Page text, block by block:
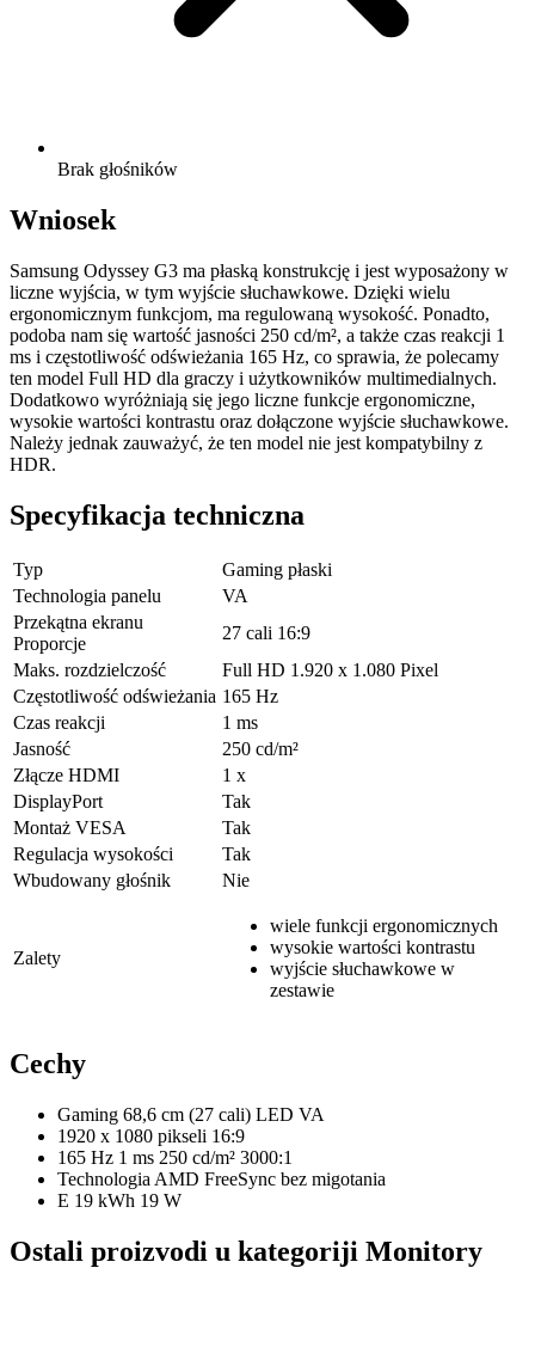
Brak głośników
Wniosek
Samsung Odyssey G3 ma płaską konstrukcję i jest wyposażony w
liczne wyjścia, w tym wyjście słuchawkowe. Dzięki wielu
ergonomicznym funkcjom, ma regulowaną wysokość. Ponadto,
podoba nam się wartość jasności 250 cd/m², a także czas reakcji 1
ms i częstotliwość odświeżania 165 Hz, co sprawia, że polecamy
ten model Full HD dla graczy i użytkowników multimedialnych.
Dodatkowo wyróżniają się jego liczne funkcje ergonomiczne,
wysokie wartości kontrastu oraz dołączone wyjście słuchawkowe.
Należy jednak zauważyć, że ten model nie jest kompatybilny z
HDR.
Specyfikacja techniczna
Typ
Gaming płaski
Technologia panelu
VA
Przekątna ekranu
Proporcje
27 cali 16:9
Maks. rozdzielczość
Full HD 1.920 x 1.080 Pixel
Częstotliwość odświeżania 165 Hz
Czas reakcji
1 ms
Jasność
250 cd/m²
Złącze HDMI
1 x
DisplayPort
Tak
Montaż VESA
Tak
Regulacja wysokości
Tak
Wbudowany głośnik
Nie
Zalety
wiele funkcji ergonomicznych
wysokie wartości kontrastu
wyjście słuchawkowe w
zestawie
Cechy
Gaming 68,6 cm (27 cali) LED VA
1920 x 1080 pikseli 16:9
165 Hz 1 ms 250 cd/m² 3000:1
Technologia AMD FreeSync bez migotania
E 19 kWh 19 W
Ostali proizvodi u kategoriji Monitory